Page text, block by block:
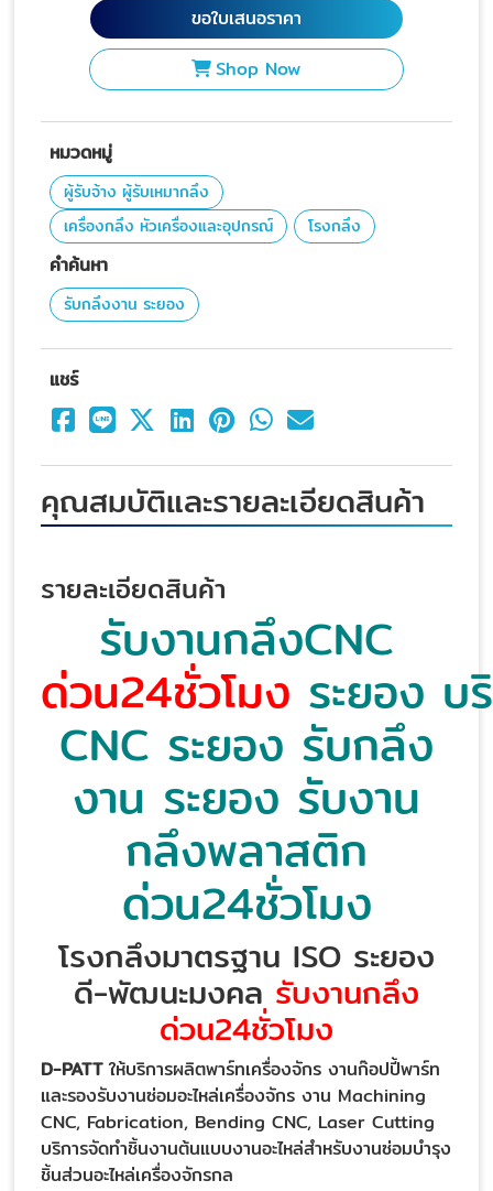
ขอใบเสนอราคา
Shop Now
หมวดหมู่
ผู้รับจ้าง ผู้รับเหมากลึง
เครื่องกลึง หัวเครื่องและอุปกรณ์
โรงกลึง
คำค้นหา
รับกลึงงาน ระยอง
แชร์
คุณสมบัติและรายละเอียดสินค้า
รายละเอียดสินค้า
รับงานกลึงCNC
ด่วน24ชั่วโมง ระยอง บ
CNC ระยอง รับกลึง
งาน ระยอง รับงาน
กลึงพลาสติก
ด่วน24ชั่วโมง
โรงกลึงมาตรฐาน ISO ระยอง
ดี-พัฒนะมงคล รับงานกลึง
ด่วน24ชั่วโมง
D-PATTให้บริการผลิตพาร์ทเครื่องจักร งานก๊อปปี้พาร์ท
และรองรับงานซ่อมอะไหล่เครื่องจักร งาน Machining
CNC, Fabrication, Bending CNC, Laser Cutting
บริการจัดทำชิ้นงานต้นแบบงานอะไหล่สำหรับงานซ่อมบำรุง
ชิ้นส่วนอะไหล่เครื่องจักรกล